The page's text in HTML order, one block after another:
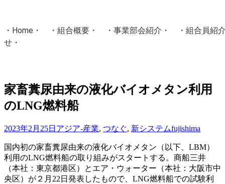
・ Home ・ ・ 組合概要 ・ ・ 事業部会紹介 ・ ・ 組合員紹
せ ・
協同組合Masters／
国土交通省・経済産業省・農林水産省・厚生労働省 認可
家畜糞尿由来の液化バイオメタン利用
のLNG燃料船
2023年2月25日 アジア-産業, つなぐ, 新システムfujishima
国内初の家畜糞尿由来の液化バイオメタン（以下、LBM）
利用のLNG燃料船の取り組みがスタートする。商船三井
（本社：東京都港区）とエア・ウォーター（本社：大阪市中
央区）が２月22日発表したもので、LNG燃料船での試験利